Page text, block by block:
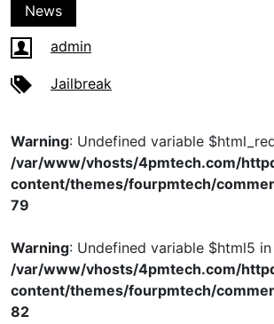
News
admin
Jailbreak
Warning: Undefined variable
/var/www/vhosts/4pmtech.com/
content/themes/fourpmtech/
79
Warning: Undefined variable $html5 in
/var/www/vhosts/4pmtech.com/
content/themes/fourpmtech/
82